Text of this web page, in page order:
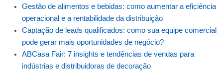
Gestão de alimentos e bebidas: como aumentar a eficiência
operacional e a rentabilidade da distribuição
Captação de leads qualificados: como sua equipe comercial
pode gerar mais oportunidades de negócio?
ABCasa Fair: 7 insights e tendências de vendas para
indústrias e distribuidoras de decoração